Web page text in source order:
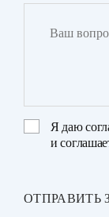
Я даю
и
ОТПРАВИТЬ